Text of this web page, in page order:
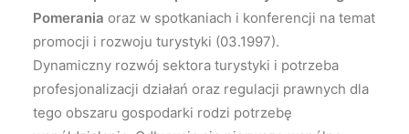
Pomerania oraz w spotkaniach i konferencji na temat
promocji i rozwoju turystyki (03.1997).
Dynamiczny rozwój sektora turystyki i potrzeba
profesjonalizacji działań oraz regulacji prawnych dla
tego obszaru gospodarki rodzi potrzebę